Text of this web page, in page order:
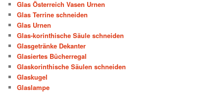
Glas Österreich Vasen Urnen
Glas Terrine schneiden
Glas Urnen
Glas-korinthische Säule schneiden
Glasgetränke Dekanter
Glasiertes Bücherregal
Glaskorinthische Säulen schneiden
Glaskugel
Glaslampe